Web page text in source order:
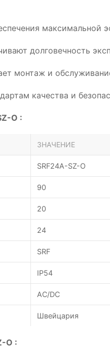
максимальной
долговечность
монтаж и
качества и
O :
ЗНАЧЕНИЕ
SRF24A-SZ-O
90
20
24
SRF
IP54
AC/DC
Швейцария
O :